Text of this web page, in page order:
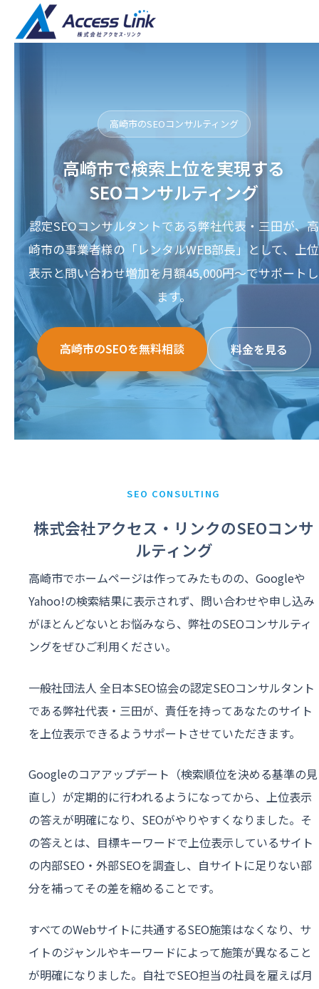
高崎市のSEOコンサルティング
高崎市で検索上位を実現する
SEOコンサルティング
認定SEOコンサルタントである弊社代表・三田が、高
崎市の事業者様の「レンタルWEB部長」として、上位
表示と問い合わせ増加を月額45,000円〜でサポートし
ます。
高崎市のSEOを無料相談 料金を見る
SEO CONSULTING
株式会社アクセス・リンクのSEOコンサ
ルティング
高崎市でホームページは作ってみたものの、Googleや
Yahoo!の検索結果に表示されず、問い合わせや申し込み
がほとんどないとお悩みなら、弊社のSEOコンサルティ
ングをぜひご利用ください。
一般社団法人 全日本SEO協会の認定SEOコンサルタント
である弊社代表・三田が、責任を持ってあなたのサイト
を上位表示できるようサポートさせていただきます。
Googleのコアアップデート（検索順位を決める基準の見
直し）が定期的に行われるようになってから、上位表示
の答えが明確になり、SEOがやりやすくなりました。そ
の答えとは、目標キーワードで上位表示しているサイト
の内部SEO・外部SEOを調査し、自サイトに足りない部
分を補ってその差を縮めることです。
すべてのWebサイトに共通するSEO施策はなくなり、サ
イトのジャンルやキーワードによって施策が異なること
が明確になりました。自社でSEO担当の社員を雇えば月